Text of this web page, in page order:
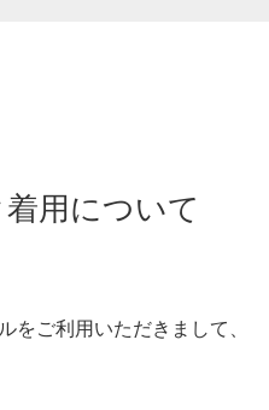
着用について
をご利用いただきまして、